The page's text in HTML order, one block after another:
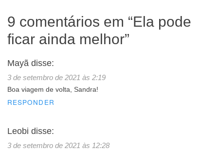
9 comentários em “Ela pode
ficar ainda melhor”
Mayã disse:
3 de setembro de 2021 às 2:19
Boa viagem de volta, Sandra!
RESPONDER
Leobi disse:
3 de setembro de 2021 às 12:28